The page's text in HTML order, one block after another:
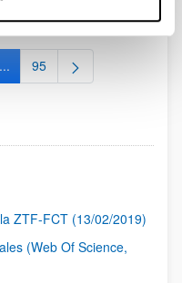
...Páginas intermedias Use TAB
Página
95
ZTF-FCT (13/02/2019)
(Web Of Science,